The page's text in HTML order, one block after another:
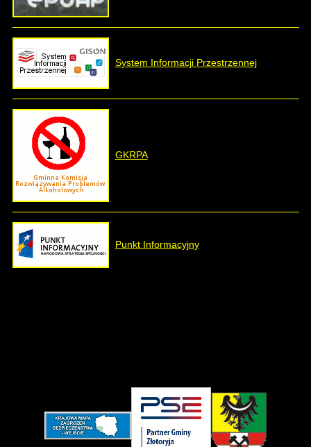
System Informacji Przestrzennej
GKRPA
Punkt Informacyjny